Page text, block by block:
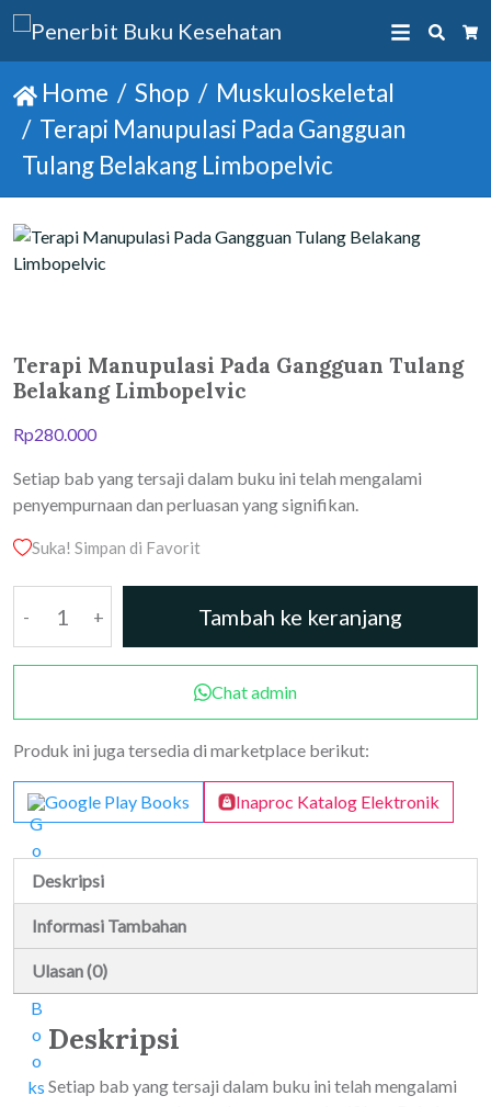
Search
Home Shop
Muskuloskeletal
Terapi Manupulasi Pada Gangguan
Tulang Belakang Limbopelvic
Terapi Manupulasi Pada Gangguan Tulang
Belakang Limbopelvic
Rp280.000
Setiap bab yang tersaji dalam buku ini telah mengalami
penyempurnaan dan perluasan yang signifikan.
Suka! Simpan di Favorit
Terapi
Manupulasi
Belakang
Limbopelvic
Tambah ke keranjang
Chat admin
Produk ini juga tersedia di marketplace berikut:
Google Play Books Inaproc Katalog Elektronik
Deskripsi
Informasi Tambahan
Ulasan (0)
Deskripsi
Setiap bab yang tersaji dalam buku ini telah mengalami